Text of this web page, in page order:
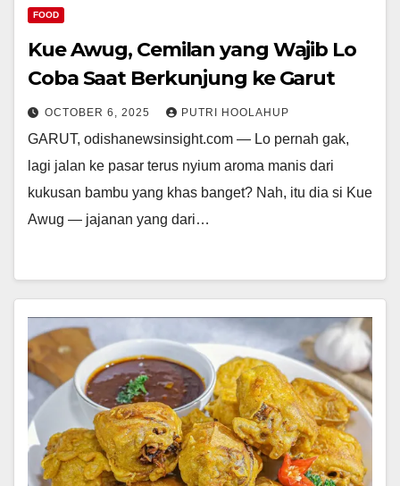
FOOD
Kue Awug, Cemilan yang Wajib Lo
Coba Saat Berkunjung ke Garut
OCTOBER 6, 2025 PUTRI HOOLAHUP
GARUT, odishanewsinsight.com — Lo pernah gak,
lagi jalan ke pasar terus nyium aroma manis dari
kukusan bambu yang khas banget? Nah, itu dia si Kue
Awug — jajanan yang dari…